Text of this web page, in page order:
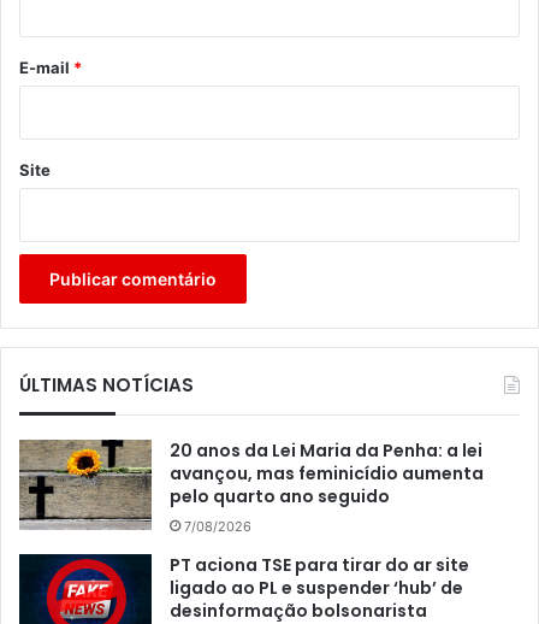
*
E-mail *
Site
ÚLTIMAS NOTÍCIAS
20 anos da Lei Maria da Penha: a lei
avançou, mas feminicídio aumenta
pelo quarto ano seguido
7/08/2026
PT aciona TSE para tirar do ar site
ligado ao PL e suspender ‘hub’ de
desinformação bolsonarista